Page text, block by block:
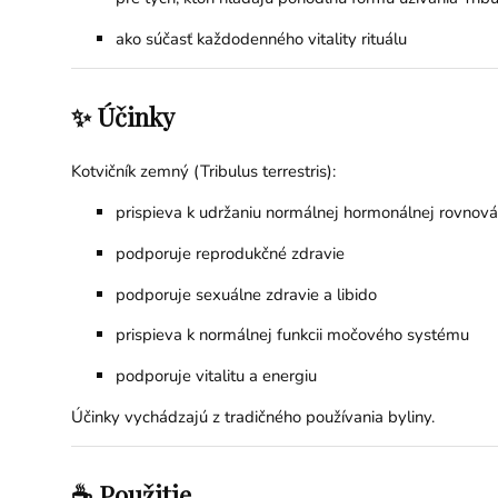
ako súčasť každodenného vitality rituálu
✨ Účinky
Kotvičník zemný (Tribulus terrestris):
prispieva k udržaniu normálnej hormonálnej
podporuje reprodukčné zdravie
podporuje sexuálne zdravie a libido
prispieva k normálnej funkcii močového systému
podporuje vitalitu a energiu
Účinky vychádzajú z tradičného používania byliny.